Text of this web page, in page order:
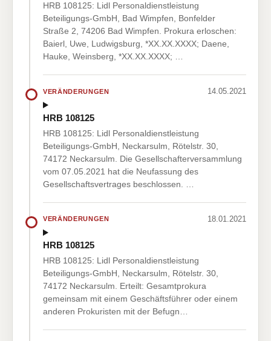
HRB 108125: Lidl Personaldienstleistung
Beteiligungs-GmbH, Bad Wimpfen, Bonfelder
Straße 2, 74206 Bad Wimpfen. Prokura erloschen:
Baierl, Uwe, Ludwigsburg, *XX.XX.XXXX; Daene,
Hauke, Weinsberg, *XX.XX.XXXX; …
VERÄNDERUNGEN 14.05.2021
HRB 108125
HRB 108125: Lidl Personaldienstleistung
Beteiligungs-GmbH, Neckarsulm, Rötelstr. 30,
74172 Neckarsulm. Die Gesellschafterversammlung
vom 07.05.2021 hat die Neufassung des
Gesellschaftsvertrages beschlossen. …
VERÄNDERUNGEN 18.01.2021
HRB 108125
HRB 108125: Lidl Personaldienstleistung
Beteiligungs-GmbH, Neckarsulm, Rötelstr. 30,
74172 Neckarsulm. Erteilt: Gesamtprokura
gemeinsam mit einem Geschäftsführer oder einem
anderen Prokuristen mit der Befugn…